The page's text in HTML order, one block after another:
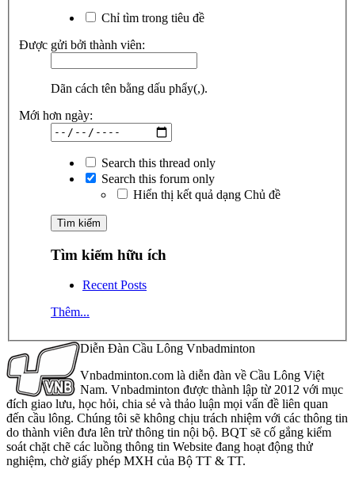
Chỉ tìm trong tiêu đề
Được gửi bởi thành viên:
Dãn cách tên bằng dấu phẩy(,).
Mới hơn ngày:
Search this thread only
Search this forum only
Hiển thị kết quả dạng Chủ đề
Tìm kiếm hữu ích
Recent Posts
Thêm...
Diễn Đàn Cầu Lông Vnbadminton
Vnbadminton.com là diễn đàn về Cầu Lông Việt
Nam. Vnbadminton được thành lập từ 2012 với mục
đích giao lưu, học hỏi, chia sẻ và thảo luận mọi vấn đề liên quan
đến cầu lông. Chúng tôi sẽ không chịu trách nhiệm với các thông tin
do thành viên đưa lên trừ thông tin nội bộ. BQT sẽ cố gắng kiểm
soát chặt chẽ các luồng thông tin Website đang hoạt động thử
nghiệm, chờ giấy phép MXH của Bộ TT & TT.